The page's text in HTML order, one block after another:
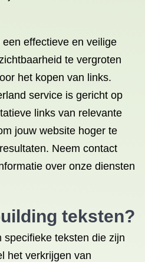
effectieve en veilige
te vergroten
het kopen van links.
service is gericht op
links van relevante
jouw website hoger te
Neem contact
over onze diensten
teksten?
specifieke teksten die zijn
het verkrijgen van